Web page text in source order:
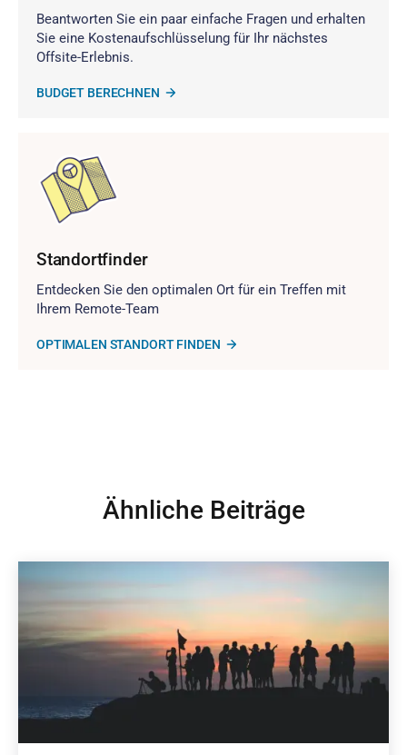
Beantworten Sie ein paar einfache Fragen und erhalten
Sie eine Kostenaufschlüsselung für Ihr nächstes
Offsite-Erlebnis.
BUDGET BERECHNEN
Standortfinder
Entdecken Sie den optimalen Ort für ein Treffen mit
Ihrem Remote-Team
OPTIMALEN STANDORT FINDEN
Ähnliche Beiträge